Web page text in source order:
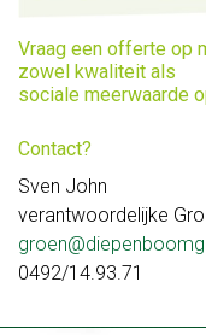
gerechten
bedrijven
Vraag een offerte op
zowel kwaliteit als
sociale meerwaarde
Contact?
Sven John
verantwoordelijke
0492/14.93.71